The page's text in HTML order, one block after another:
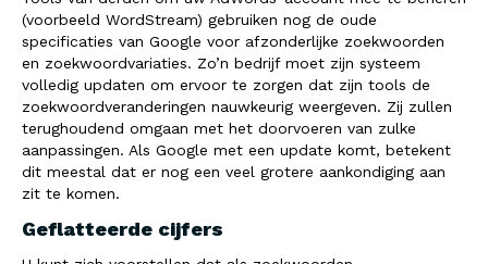
(voorbeeld WordStream) gebruiken nog de oude
specificaties van Google voor afzonderlijke zoekwoorden
en zoekwoordvariaties. Zo’n bedrijf moet zijn systeem
volledig updaten om ervoor te zorgen dat zijn tools de
zoekwoordveranderingen nauwkeurig weergeven. Zij zullen
terughoudend omgaan met het doorvoeren van zulke
aanpassingen. Als Google met een update komt, betekent
dit meestal dat er nog een veel grotere aankondiging aan
zit te komen.
Geflatteerde cijfers